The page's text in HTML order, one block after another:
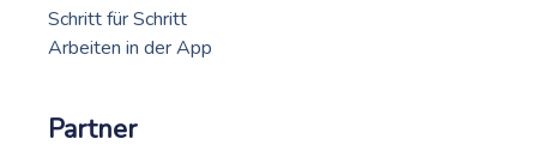
Schritt für Schritt
Arbeiten in der App
Partner